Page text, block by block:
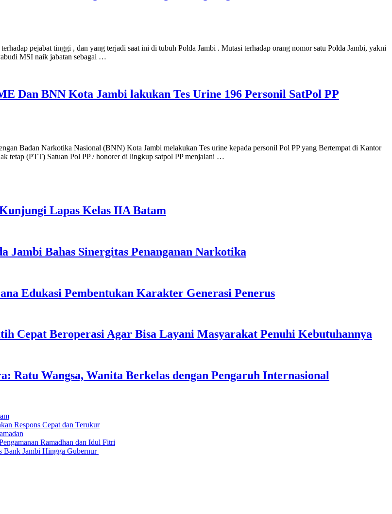
pejabat tinggi , dan yang terjadi saat ini di tubuh Polda Jambi . Mutasi terhadap orang nomor satu Polda Jambi, yakni
MSI naik jabatan sebagai …
Dan BNN Kota Jambi lakukan Tes Urine 196 Personil SatPol PP
Badan Narkotika Nasional (BNN) Kota Jambi melakukan Tes urine kepada personil Pol PP yang Bertempat di Kantor
tetap (PTT) Satuan Pol PP / honorer di lingkup satpol PP menjalani …
Lapas Kelas IIA Batam
Jambi Bahas Sinergitas Penanganan Narkotika
Edukasi Pembentukan Karakter Generasi Penerus
Cepat Beroperasi Agar Bisa Layani Masyarakat Penuhi Kebutuhannya
Ratu Wangsa, Wanita Berkelas dengan Pengaruh Internasional
Respons Cepat dan Terukur
Ramadhan dan Idul Fitri
Jambi Hingga Gubernur